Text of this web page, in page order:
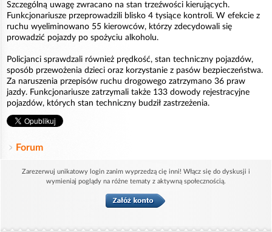
Szczególną uwagę zwracano na stan trzeźwości kierujących.
Funkcjonariusze przeprowadzili blisko 4 tysiące kontroli. W efekcie z
ruchu wyeliminowano 55 kierowców, którzy zdecydowali się
prowadzić pojazdy po spożyciu alkoholu.
Policjanci sprawdzali również prędkość, stan techniczny pojazdów,
sposób przewożenia dzieci oraz korzystanie z pasów bezpieczeństwa.
Za naruszenia przepisów ruchu drogowego zatrzymano 36 praw
jazdy. Funkcjonariusze zatrzymali także 133 dowody rejestracyjne
pojazdów, których stan techniczny budził zastrzeżenia.
Forum
Zarezerwuj unikatowy login zanim wyprzedzą cię inni! Włącz się do dyskusji i
wymieniaj poglądy na różne tematy z aktywną społecznością.